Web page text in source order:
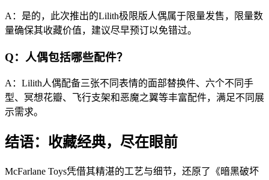
A：是的，此次推出的Lilith极限版人偶属于限量发售，限量数
量确保其收藏价值，建议尽早预订以免错过。
Q：人偶包括哪些配件？
A：Lilith人偶配备三张不同表情的面部替换件、六个不同手
型、冥想花瓣、飞行支架和恶魔之翼等丰富配件，满足不同展
示需求。
结语：收藏经典，尽在眼前
McFarlane Toys凭借其精湛的工艺与细节，还原了《暗黑破坏